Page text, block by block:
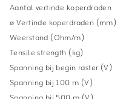
Aantal vertinde koperdraden
ø Vertinde koperdraden (mm)
Weerstand (Ohm/m)
Tensile strength (kg)
Spanning bij begin raster (V)
Spanning bij 100 m (V)